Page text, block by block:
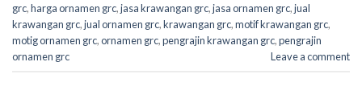
grc,harga ornamen grc,jasa krawangan grc,jasa ornamen grc,jual
krawangan grc,jual ornamen grc,krawangan grc,motif krawangan grc,
motig ornamen grc,ornamen grc,pengrajin krawangan grc,pengrajin
ornamen grc
Leave a comment